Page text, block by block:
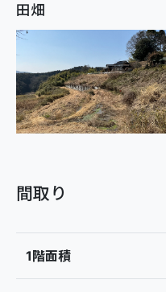
田畑
間取り
1階面積